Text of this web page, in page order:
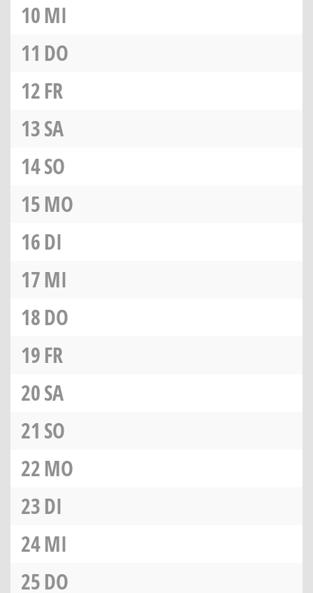
10MI
11 DO
12FR
13SA
14SO
15MO
16DI
17MI
18DO
19FR
20SA
21 SO
22MO
23DI
24MI
25DO